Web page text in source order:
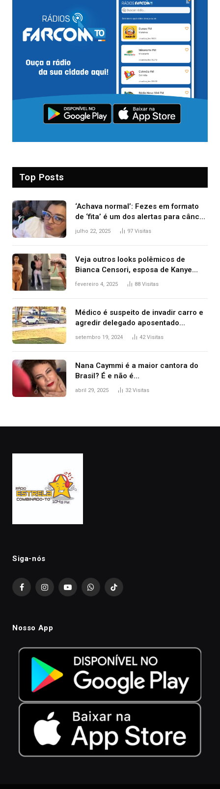
Top Posts
‘Achava normal’: Fezes em formato
de ‘fita’ é um dos alertas para câncer
colorretal; relembre fala de Preta Gil
julho 22, 2025 97 Visitas
Veja outros looks polêmicos de
Bianca Censori, esposa de Kanye
West que apareceu nua no Grammy
fevereiro 4, 2025 88 Visitas
Médico é suspeito de invadir carro e
agredir delegado aposentado
durante confusão no trânsito
setembro 19, 2024 42Visitas
Nana Caymmi é a maior cantora do
Brasil? É e não é…
abril 29, 2025 32Visitas
Siga-nós
FacebookInstagramYouTubeWhatsAppTikTok
Nosso App